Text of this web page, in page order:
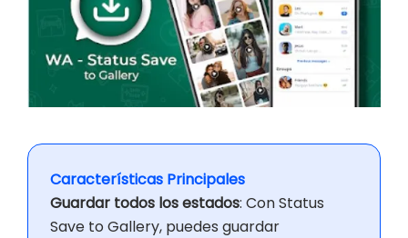
Características Principales
Guardar todos los estados: Con Status
Save to Gallery, puedes guardar